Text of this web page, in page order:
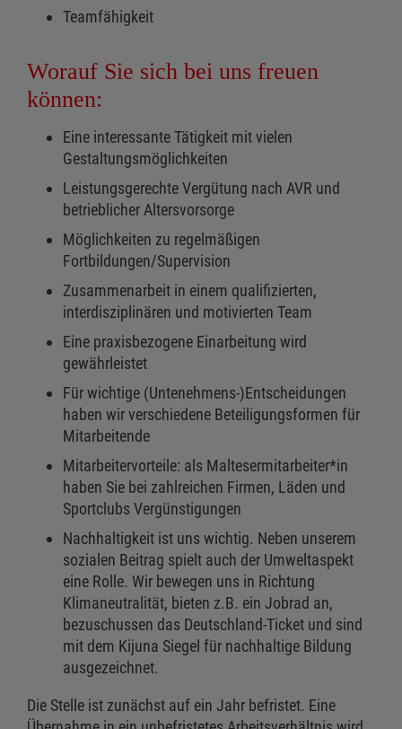
Teamfähigkeit
Worauf Sie sich bei uns freuen
können:
Eine interessante Tätigkeit mit vielen
Gestaltungsmöglichkeiten
Leistungsgerechte Vergütung nach AVR und
betrieblicher Altersvorsorge
Möglichkeiten zu regelmäßigen
Fortbildungen/Supervision
Zusammenarbeit in einem qualifizierten,
interdisziplinären und motivierten Team
Eine praxisbezogene Einarbeitung wird
gewährleistet
Für wichtige (Untenehmens-)Entscheidungen
haben wir verschiedene Beteiligungsformen für
Mitarbeitende
Mitarbeitervorteile: als Maltesermitarbeiter*in
haben Sie bei zahlreichen Firmen, Läden und
Sportclubs Vergünstigungen
Nachhaltigkeit ist uns wichtig. Neben unserem
sozialen Beitrag spielt auch der Umweltaspekt
eine Rolle. Wir bewegen uns in Richtung
Klimaneutralität, bieten z.B. ein Jobrad an,
bezuschussen das Deutschland-Ticket und sind
mit dem Kijuna Siegel für nachhaltige Bildung
ausgezeichnet.
Die Stelle ist zunächst auf ein Jahr befristet. Eine